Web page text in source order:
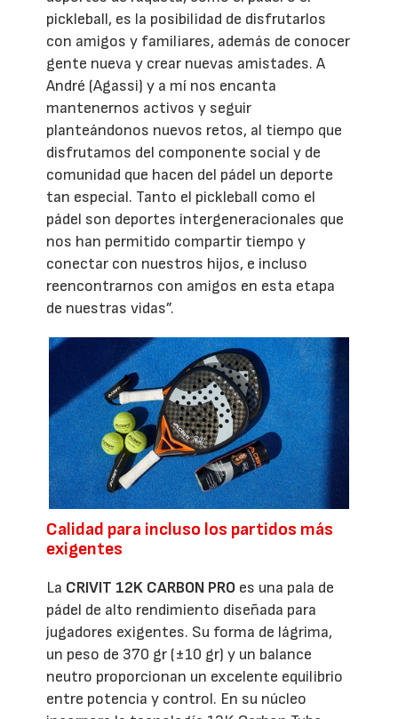
pickleball, es la posibilidad de disfrutarlos
con amigos y familiares, además de conocer
gente nueva y crear nuevas amistades. A
André (Agassi) y a mí nos encanta
mantenernos activos y seguir
planteándonos nuevos retos, al tiempo que
disfrutamos del componente social y de
comunidad que hacen del pádel un deporte
tan especial. Tanto el pickleball como el
pádel son deportes intergeneracionales que
nos han permitido compartir tiempo y
conectar con nuestros hijos, e incluso
reencontrarnos con amigos en esta etapa
de nuestras vidas”.
Calidad para incluso los partidos más
exigentes
La CRIVIT 12K CARBON PRO es una pala de
pádel de alto rendimiento diseñada para
jugadores exigentes. Su forma de lágrima,
un peso de 370 gr (±10 gr) y un balance
neutro proporcionan un excelente equilibrio
entre potencia y control. En su núcleo